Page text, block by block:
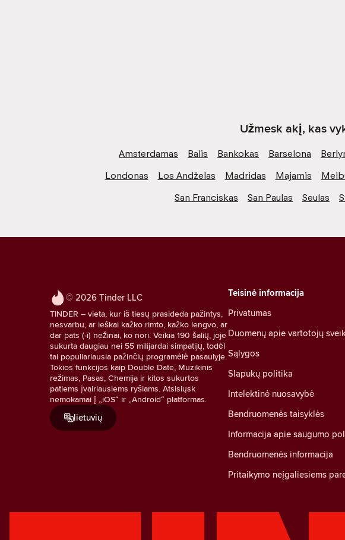
Užmesk akį, kas
Amsterdamas Balis Bankokas Barselona
Londonas
Los Andželas Madridas Majamis
San Franciskas
San Paulas Seulas
© 2026 Tinder LLC
TINDER – vieta, kur iš tiesų prasideda pažintys,
nesvarbu, ar ieškai kažko rimto, kažko lengvo, ar
dar pats (-i) nežinai, ko nori. Veikia 190 šalių, joje
sukurta daugiau nei 55 milijardai simpatijų, todėl
tai populiariausia pažinčių programėlė pasaulyje.
Tokios funkcijos kaip Double Date, Muzikinis
režimas, Pasas, Chemija ir kitos sukurtos
patiems įvairiausiems ryšiams. Atsisiųsk
nemokamai į „iOS“ ir „Android“ platformas.
lietuvių
Teisinė informacija
Privatumas
Duomenų apie vartotojų
Sąlygos
Slapukų politika
Intelektinė nuosavybė
Bendruomenės taisyklės
Informacija apie saugumo
Bendruomenės informacija
Pritaikymo neįgaliesiems